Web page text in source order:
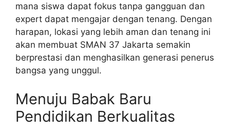
mana siswa dapat fokus tanpa gangguan dan
expert dapat mengajar dengan tenang. Dengan
harapan, lokasi yang lebih aman dan tenang ini
akan membuat SMAN 37 Jakarta semakin
berprestasi dan menghasilkan generasi penerus
bangsa yang unggul.
Menuju Babak Baru
Pendidikan Berkualitas